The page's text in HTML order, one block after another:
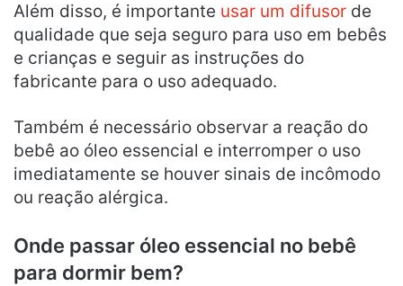
Além disso, é importante usar um difusor de
qualidade que seja seguro para uso em bebês
e crianças e seguir as instruções do
fabricante para o uso adequado.
Também é necessário observar a reação do
bebê ao óleo essencial e interromper o uso
imediatamente se houver sinais de incômodo
ou reação alérgica.
Onde passar óleo essencial no bebê
para dormir bem?